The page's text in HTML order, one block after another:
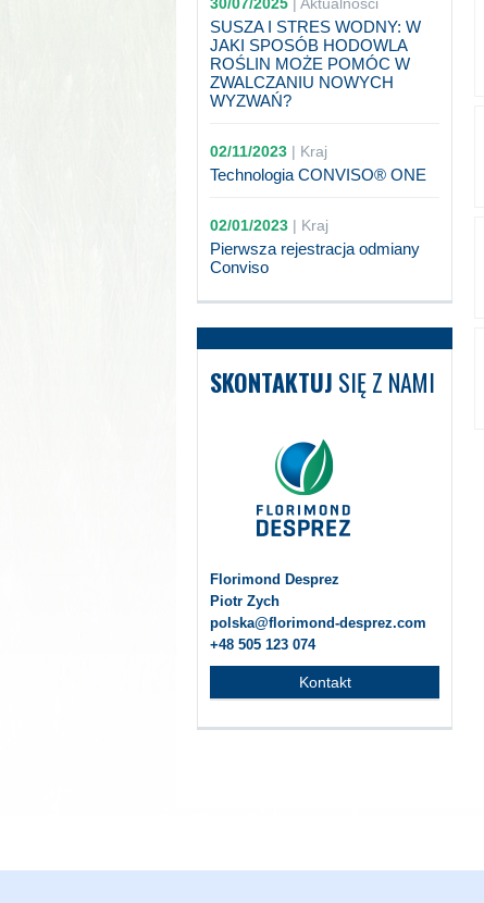
SUSZA I STRES WODNY: W
JAKI SPOSÓB HODOWLA
ROŚLIN MOŻE POMÓC W
ZWALCZANIU NOWYCH
WYZWAŃ?
02/11/2023| Kraj
Technologia CONVISO® ONE
02/01/2023| Kraj
Pierwsza rejestracja odmiany
Conviso
SKONTAKTUJ SIĘ Z NAMI
Florimond Desprez
Piotr Zych
polska@florimond-desprez.com
+48 505 123 074
Kontakt